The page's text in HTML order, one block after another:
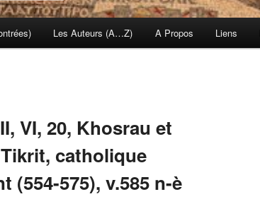
Les Auteurs (A…Z) A Propos Liens
VI, 20, Khosrau et
catholique
(554-575), v.585 n-è